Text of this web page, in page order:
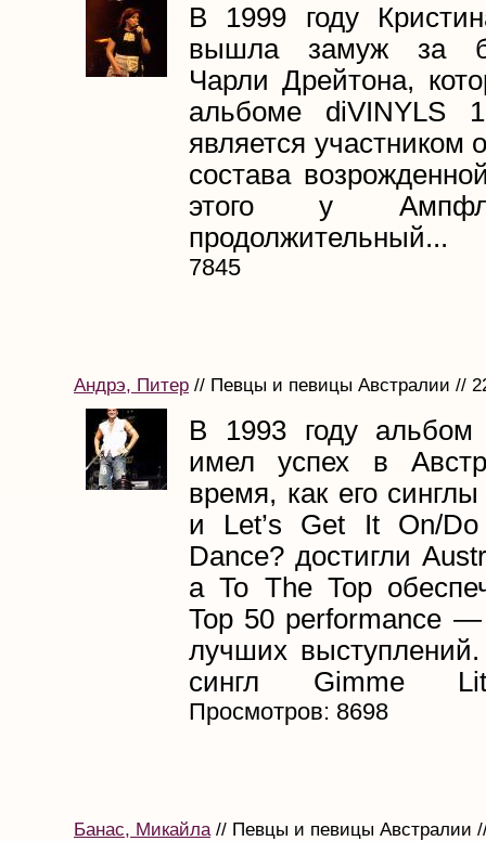
В 1999 году
вышла замуж за
Чарли Дрейтона,
альбоме diVINYLS
является участником
состава
этого у
продолжительный...
7845
Андрэ, Питер // Певцы и певицы Австралии //
В 1993 году альбом
имел успех в
время, как его
и Let’s Get It On/Do
Dance? достигли
а To The Top
Top 50 performance —
лучших
сингл Gimme
Просмотров: 8698
Банас, Микайла// Певцы и певицы Австралии //